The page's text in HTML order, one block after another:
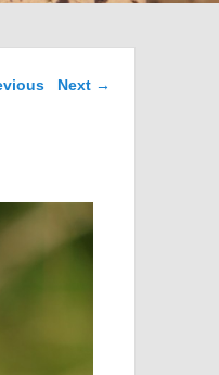
navigation
Next →